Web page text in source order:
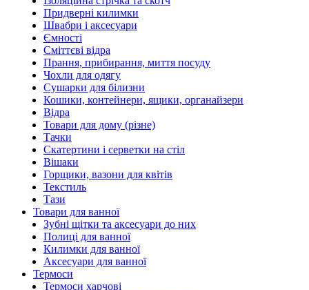
Придверні килимки
Швабри і аксесуари
Ємності
Сміттєві відра
Прання, прибирання, миття посуду
Чохли для одягу
Сушарки для білизни
Кошики, контейнери, ящики, органайзери
Відра
Товари для дому (різне)
Тачки
Скатертини і серветки на стіл
Вішаки
Горщики, вазони для квітів
Текстиль
Тази
Товари для ванної
Зубні щітки та аксесуари до них
Полиці для ванної
Килимки для ванної
Аксесуари для ванної
Термоси
Термоси харчові